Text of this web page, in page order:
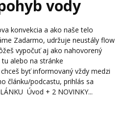
vody
konvekcia a ako naše telo
Zadarmo, udržuje neustály flow
vypočuť aj ako nahovorený
alebo na stránke
chceš byť informovaný vždy medzi
článku/podcastu, prihlás sa
Úvod + 2 NOVINKY...